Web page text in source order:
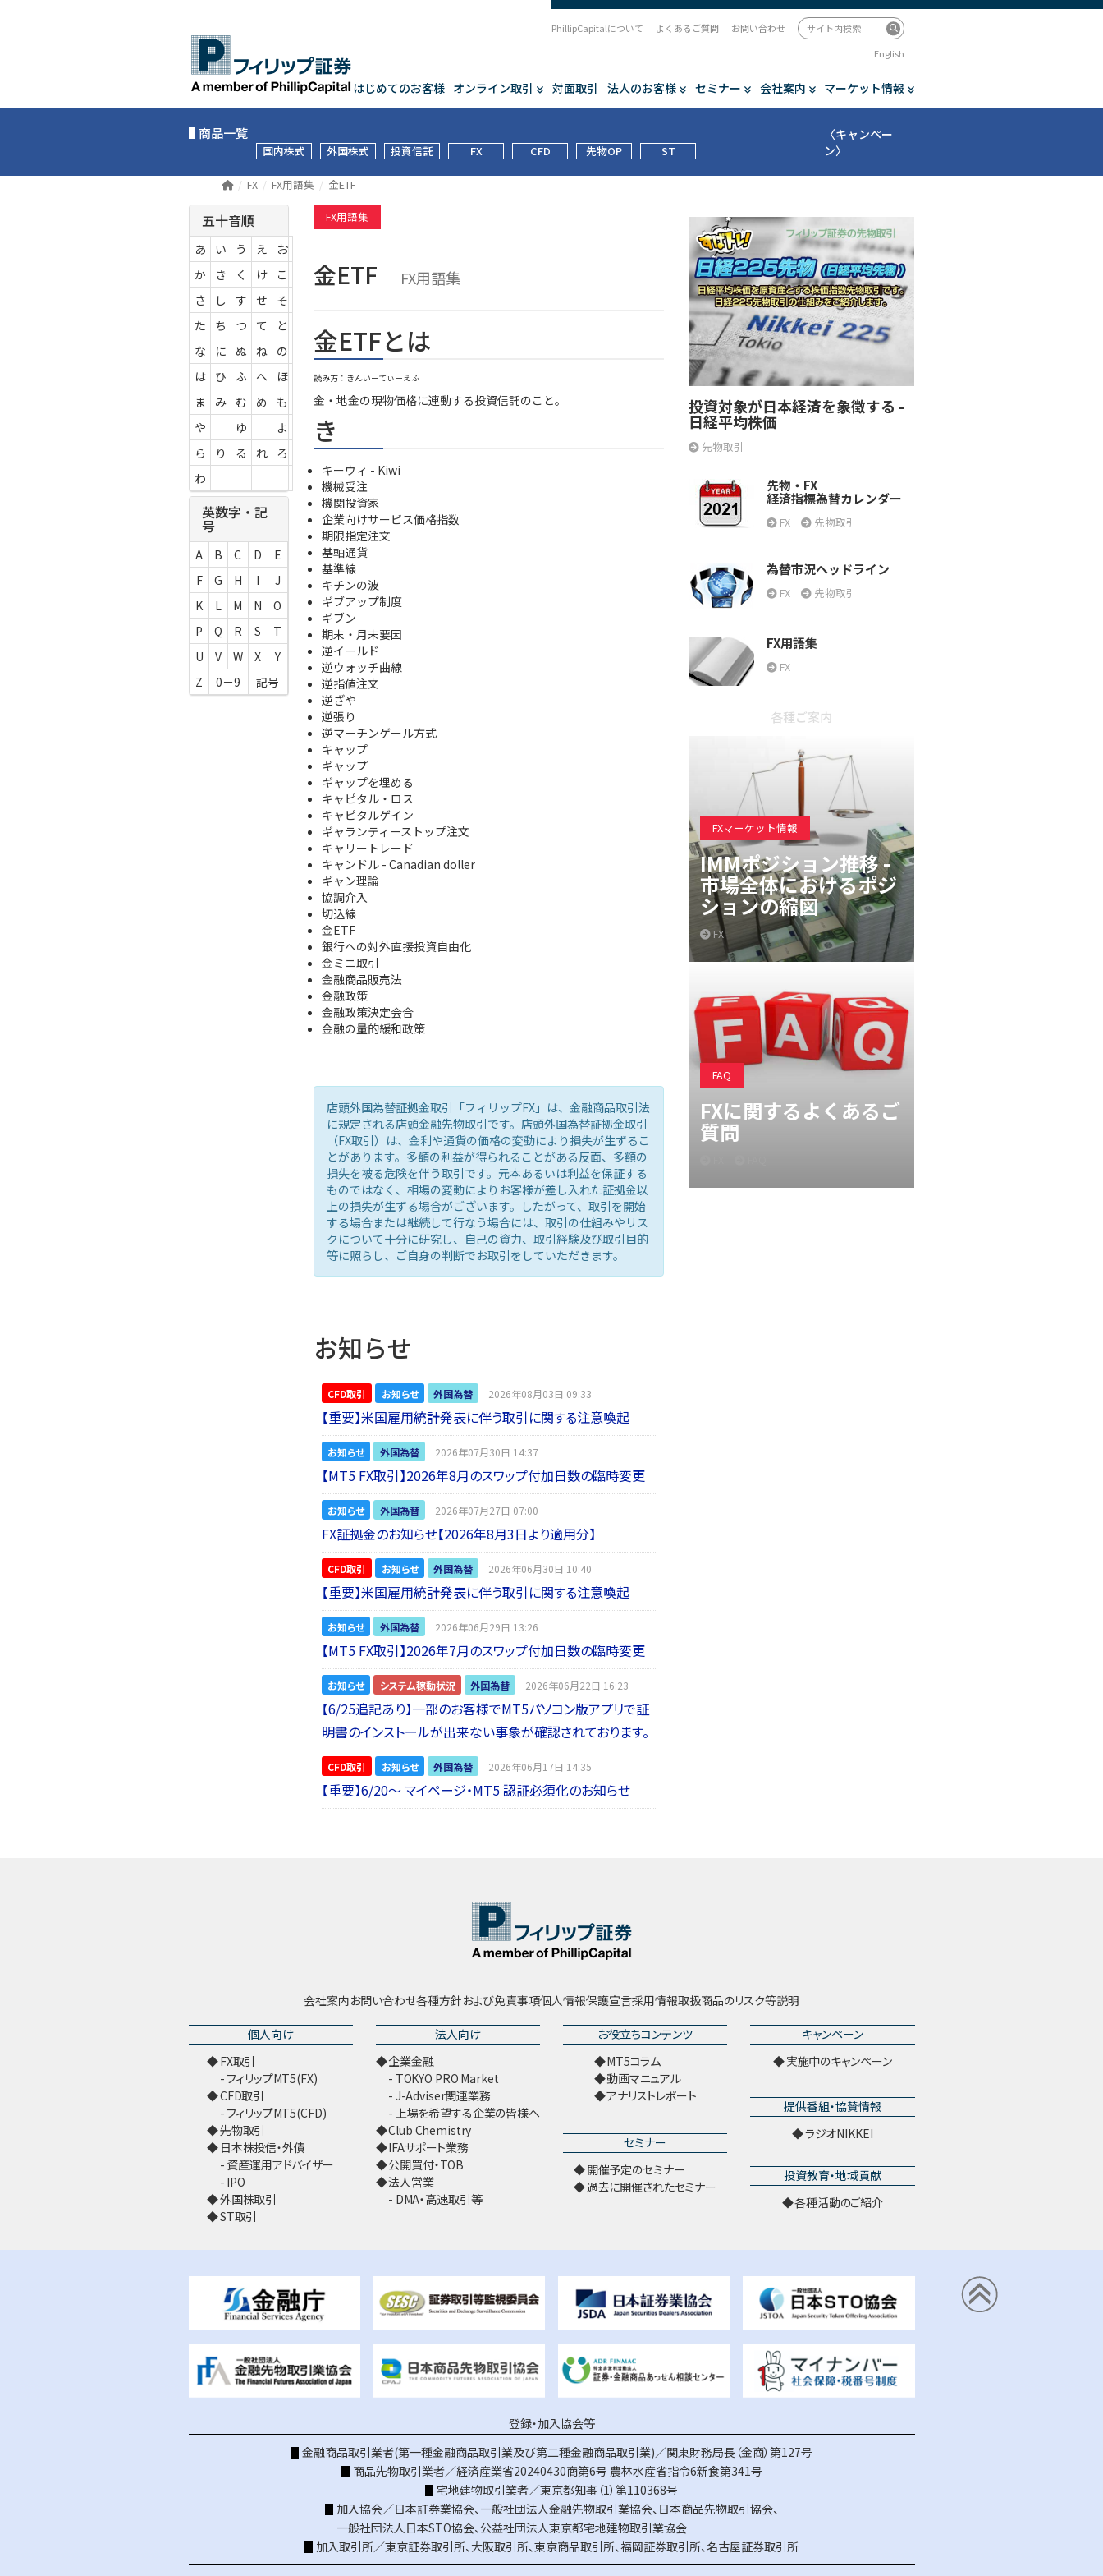
はじめてのお客様 オンライン取引 対面取引 法人のお客様 セミナー 会社案内 マーケット情報
PhillipCapitalについて よくあるご質問
お問い合わせ
English
商品一覧
国内株式 外国株式 投資信託 FX CFD 先物OP ST
〈キャンペー
ン〉
FX FX用語集 金ETF
FX用語集
金ETF FX用語集
金ETFとは
読み方：きんいーてぃーえふ
金・地金の現物価格に連動する投資信託のこと。
き
キーウィ - Kiwi
機械受注
機関投資家
企業向けサービス価格指数
期限指定注文
基軸通貨
基準線
キチンの波
ギブアップ制度
ギブン
期末・月末要因
逆イールド
逆ウォッチ曲線
逆指値注文
逆ざや
逆張り
逆マーチンゲール方式
キャップ
ギャップ
ギャップを埋める
キャピタル・ロス
キャピタルゲイン
ギャランティーストップ注文
キャリートレード
キャンドル - Canadian doller
ギャン理論
協調介入
切込線
金ETF
銀行への対外直接投資自由化
金ミニ取引
金融商品販売法
金融政策
金融政策決定会合
金融の量的緩和政策
店頭外国為替証拠金取引「フィリップFX」は、金融商品取引法
に規定される店頭金融先物取引です。店頭外国為替証拠金取引
（FX取引）は、金利や通貨の価格の変動により損失が生ずるこ
とがあります。多額の利益が得られることがある反面、多額の
損失を被る危険を伴う取引です。元本あるいは利益を保証する
ものではなく、相場の変動によりお客様が差し入れた証拠金以
上の損失が生ずる場合がございます。したがって、取引を開始
する場合または継続して行なう場合には、取引の仕組みやリス
クについて十分に研究し、自己の資力、取引経験及び取引目的
等に照らし、ご自身の判断でお取引をしていただきます。
お知らせ
CFD取引 お知らせ 外国為替 2026年08月03日 09:33
【重要】米国雇用統計発表に伴う取引に関する注意喚起
お知らせ 外国為替 2026年07月30日 14:37
【MT5 FX取引】2026年8月のスワップ付加日数の臨時変更
お知らせ 外国為替 2026年07月27日 07:00
FX証拠金のお知らせ【2026年8月3日より適用分】
CFD取引 お知らせ 外国為替 2026年06月30日 10:40
【重要】米国雇用統計発表に伴う取引に関する注意喚起
お知らせ 外国為替 2026年06月29日 13:26
【MT5 FX取引】2026年7月のスワップ付加日数の臨時変更
お知らせ システム稼動状況 外国為替 2026年06月22日 16:23
【6/25追記あり】一部のお客様でMT5パソコン版アプリで証
明書のインストールが出来ない事象が確認されております。
CFD取引 お知らせ 外国為替 2026年06月17日 14:35
【重要】6/20～ マイページ・MT5 認証必須化のお知らせ
五十音順
あ い う え
お
か
き く け
こ
さ
し す せ
そ
た
ち つ て
と
な
に ぬ ね
の
は
ひ ふ へ
ほ
ま
み む め
も
や
ゆ
よ
ら
り る れ
ろ
わ
英数字・記
号
A B C D
E
F
G H I
J
K
L M N
O
P
Q R S
T
U
V W X
Y
Z
0－9 記号
投資対象が日本経済を象徴する -
日経平均株価
先物取引
先物・FX
経済指標為替カレンダー
FX 先物取引
為替市況ヘッドライン
FX 先物取引
FX用語集
FX
各種ご案内
FXマーケット情報
IMMポジション推移 -
市場全体におけるポジ
ションの縮図
FX
FAQ
FXに関するよくあるご
質問
会社案内お問い合わせ各種方針および免責事項個人情報保護宣言採用情報取扱商品のリスク等説明
個人向け
FX取引
フィリップMT5(FX)
CFD取引
フィリップMT5(CFD)
先物取引
日本株投信・外債
資産運用アドバイザー
IPO
外国株取引
ST取引
法人向け
企業金融
TOKYO PRO Market
J-Adviser関連業務
上場を希望する企業の皆様へ
Club Chemistry
IFAサポート業務
公開買付・TOB
法人営業
DMA・高速取引等
お役立ちコンテンツ
MT5コラム
動画マニュアル
アナリストレポート
セミナー
開催予定のセミナー
過去に開催されたセミナー
キャンペーン
実施中のキャンペーン
提供番組・協賛情報
ラジオNIKKEI
投資教育・地域貢献
各種活動のご紹介
登録・加入協会等
金融商品取引業者(第一種金融商品取引業及び第二種金融商品取引業)／関東財務局長（金商）第127号
商品先物取引業者／経済産業省20240430商第6号 農林水産省指令6新食第341号
宅地建物取引業者／東京都知事（1）第110368号
加入協会／日本証券業協会、 一般社団法人金融先物取引業協会、 日本商品先物取引協会、
一般社団法人日本STO協会、 公益社団法人東京都宅地建物取引業協会
加入取引所／東京証券取引所、大阪取引所、東京商品取引所、福岡証券取引所、名古屋証券取引所